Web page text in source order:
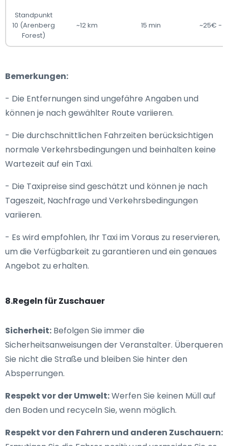
Standpunkt
10 (Arenberg
Forest)
~12 km 15 min ~25€ -
Bemerkungen:
- Die Entfernungen sind ungefähre Angaben und
können je nach gewählter Route variieren.
- Die durchschnittlichen Fahrzeiten berücksichtigen
normale Verkehrsbedingungen und beinhalten keine
Wartezeit auf ein Taxi.
- Die Taxipreise sind geschätzt und können je nach
Tageszeit, Nachfrage und Verkehrsbedingungen
variieren.
- Es wird empfohlen, Ihr Taxi im Voraus zu reservieren,
um die Verfügbarkeit zu garantieren und ein genaues
Angebot zu erhalten.
8.Regeln für Zuschauer
Sicherheit: Befolgen Sie immer die
Sicherheitsanweisungen der Veranstalter. Überqueren
Sie nicht die Straße und bleiben Sie hinter den
Absperrungen.
Respekt vor der Umwelt:Werfen Sie keinen Müll auf
den Boden und recyceln Sie, wenn möglich.
Respekt vor den Fahrern und anderen Zuschauern: